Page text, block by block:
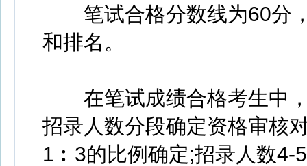
笔试合格分数线为60分，
和排名。
在笔试成绩合格考生中，
招录人数分段确定资格审核
1︰3的比例确定;招录人数4-